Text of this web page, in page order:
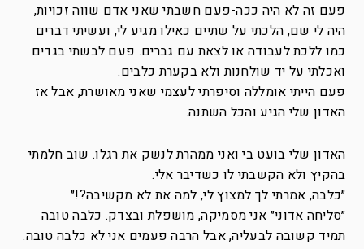
פעם זה לא היה ככה-פעם חשבתי שאני אדם שווה זכויות,
היה לי שם, הלכתי על שתיים כאילו מגיע לי, ועשיתי דברים
כמו ללכת לעבודה או לצאת עם גברים. פעם לבשתי בגדים
ואכלתי על יד שולחנות ולא בקערת כלבים.
פעם הייתי אומללה וסיפרתי לעצמי שאני מאושרת, אבל אז
האדון שלי הגיע והכל השתנה.
האדון שלי בועט בי ואני ממהרת לנשק את רגלו. שוב חלמתי
בהקיץ ולא הקשבתי לו כשדיבר אלי.
״כלבה, אמרתי לך למצוץ לי, למה את לא מקשיבה?!״
״סליחה אדוני״ אני מסמיקה, מושפלת ובצדק. כלבה טובה
תמיד קשובה לבעליה, אבל הרבה פעמים אני לא כלבה טובה.